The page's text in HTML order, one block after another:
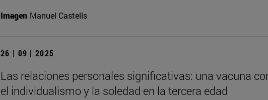
Imagen Manuel Castells
26 | 09 | 2025
Las relaciones personales significativas: una vacuna
el individualismo y la soledad en la tercera edad